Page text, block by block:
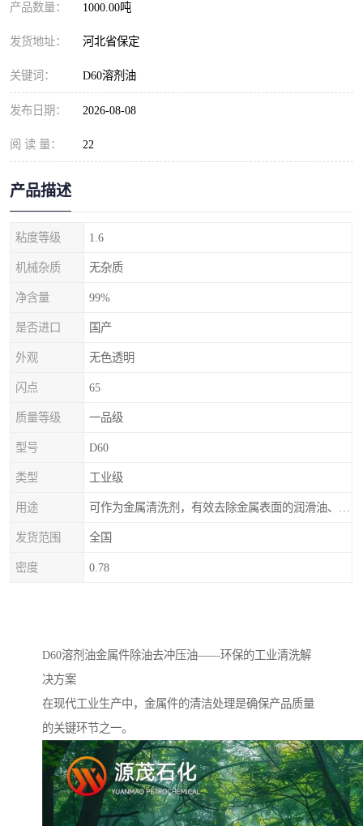
产品数量： 1000.00吨
发货地址： 河北省保定
关键词： D60溶剂油
发布日期： 2026-08-08
阅 读 量： 22
产品描述
粘度等级 1.6
机械杂质 无杂质
净含量 99%
是否进口 国产
外观 无色透明
闪点 65
质量等级 一品级
型号 D60
类型 工业级
用途
发货范围 全国
密度 0.78
D60溶剂油金属件除油去冲压油——环保的工业清洗解
决方案
在现代工业生产中，金属件的清洁处理是确保产品质量
的关键环节之一。